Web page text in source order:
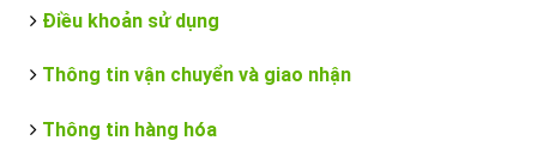
Điều khoản sử dụng
Thông tin vận chuyển và giao nhận
Thông tin hàng hóa